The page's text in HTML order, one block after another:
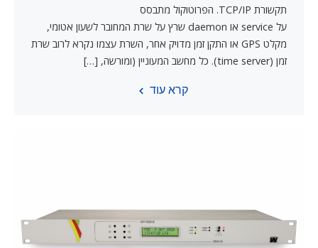
תקשורת TCP/IP. הפרוטוקול מתבסס
על service או daemon שרץ על שרת המחובר לשעון אטומי,
מקלט GPS או התקן זמן מדויק אחר, השרת עצמו נקרא לרוב שרת
זמן (time server). כל מחשב המעוניין (ומורשה, […]
קרא עוד